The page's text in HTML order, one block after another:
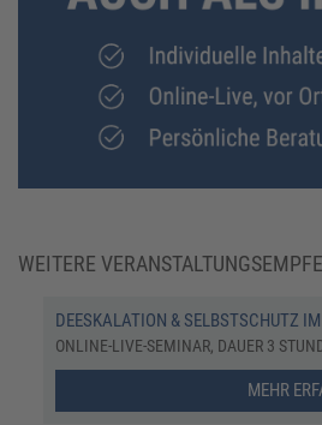
WEITERE
DEESKALATION & SELBSTSCHUTZ
ONLINE-LIVE-SEMINAR, DAUER 3
MEHR